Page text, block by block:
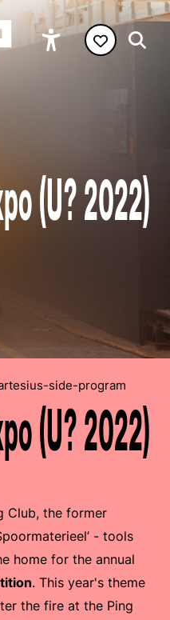
(U? 2022)
side-program
(U? 2022)
Club, the former
- tools
home for the annual
. This year's theme
the fire at the Ping